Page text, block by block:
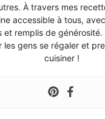
À travers mes
accessible à tous,
et remplis de
les gens se régaler et
cuisiner !